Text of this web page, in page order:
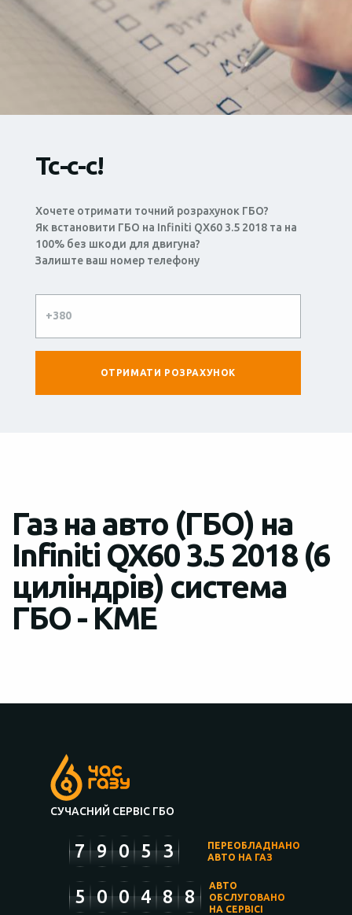
Тс-с-с!
Хочете отримати точний розрахунок ГБО?
Як встановити ГБО на Infiniti QX60 3.5 2018 та на
100% без шкоди для двигуна?
Залиште ваш номер телефону
Газ на авто (ГБО) на
Infiniti QX60 3.5 2018 (6
циліндрів) система
ГБО - KME
СУЧАСНИЙ СЕРВІС ГБО
7 9 0 5 3
ПЕРЕОБЛАДНАНО
АВТО НА ГАЗ
5 0 0 4 8 8
АВТО
ОБСЛУГОВАНО
НА СЕРВІСІ